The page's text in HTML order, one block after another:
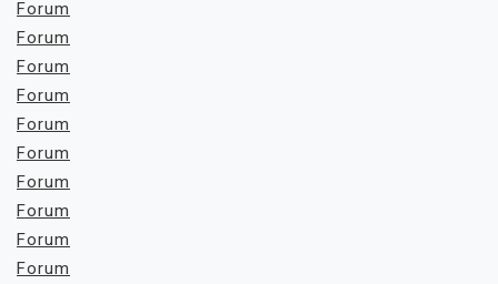
Forum
Forum
Forum
Forum
Forum
Forum
Forum
Forum
Forum
Forum